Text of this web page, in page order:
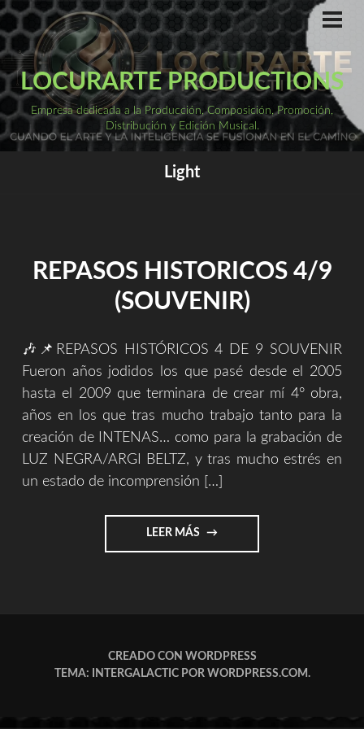
Saltar
al
contenido
LOCURARTE PRODUCTIONS
Empresa dedicada a la Producción, Composición, Promoción,
Distribución y Edición Musical.
Light
REPASOS HISTORICOS 4/9
(SOUVENIR)
🎶📌REPASOS HISTÓRICOS 4 DE 9 SOUVENIR
Fueron años jodidos los que pasé desde el 2005
hasta el 2009 que terminara de crear mí 4° obra,
años en los que tras mucho trabajo tanto para la
creación de INTENAS… como para la grabación de
LUZ NEGRA/ARGI BELTZ, y tras mucho estrés en
un estado de incomprensión […]
LEER MÁS "REPASOS
HISTORICOS
CREADO CON WORDPRESS
TEMA: INTERGALACTIC POR WORDPRESS.COM.